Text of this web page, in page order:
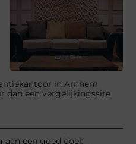
in Arnhem
dan een vergelijkingssite
aan een goed doel: